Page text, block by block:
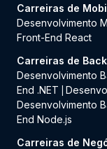
Carreiras de
Desenvolvimento
Front-End React
Carreiras de
Desenvolvimento
End .NET
Desenvolvimento
End Node.js
Carreiras de